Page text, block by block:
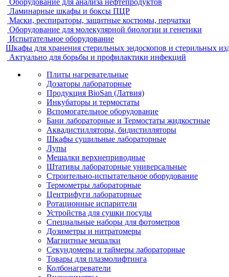
Оборудование для анализа нефтепродуктов
Ламинарные шкафы и боксы ПЦР
Маски, респираторы, защитные костюмы, перчатки
Оборудование для молекулярной биологии и генетики
Испытательное оборудование
Шкафы для хранения стерильных эндоскопов и стерильных
Актуально для борьбы и профилактики инфекций
Плиты нагревательные
Дозаторы лабораторные
Продукция BioSan (Латвия)
Инкубаторы и термостаты
Вспомогательное оборудование
Бани лабораторные и Термостаты жидкостные
Аквадистилляторы, бидистилляторы
Шкафы сушильные лабораторные
Лупы
Мешалки верхнеприводные
Штативы лабораторные универсальные
Строительно-испытательное оборудование
Термометры лабораторные
Центрифуги лабораторные
Ротационные испарители
Устройства для сушки посуды
Специальные наборы для фотометров
Дозиметры и нитратомеры
Магнитные мешалки
Секундомеры и таймеры лабораторные
Товары для плазмолифтинга
Колбонагреватели